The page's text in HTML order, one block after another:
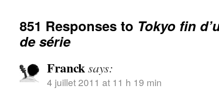
851 Responses to Tokyo fin
de série
Francksays:
4 juillet 2011 at 11 h 19 min